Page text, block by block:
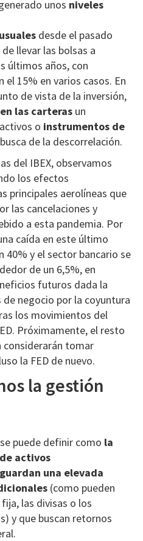
unos niveles
desde el pasado
llevar las bolsas a
últimos años, con
el 15% en varios casos. En
de vista de la inversión,
las carteras un
o instrumentos de
de la descorrelación.
del IBEX, observamos
los efectos
principales aerolíneas que
las cancelaciones y
a esta pandemia. Por
caída en este último
40% y el sector bancario se
de un 6,5%, en
futuros dada la
de negocio por la coyuntura
los movimientos del
Próximamente, el resto
tomar
la FED de nuevo.
la gestión
se puede definir como la
activos
una elevada
(como pueden
las divisas o los
y que buscan retornos